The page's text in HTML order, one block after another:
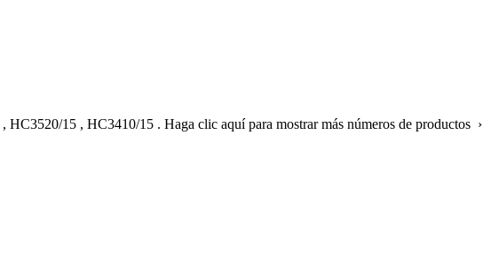
, HC3520/15 , HC3410/15 . Haga clic aquí para mostrar más números de productos ›